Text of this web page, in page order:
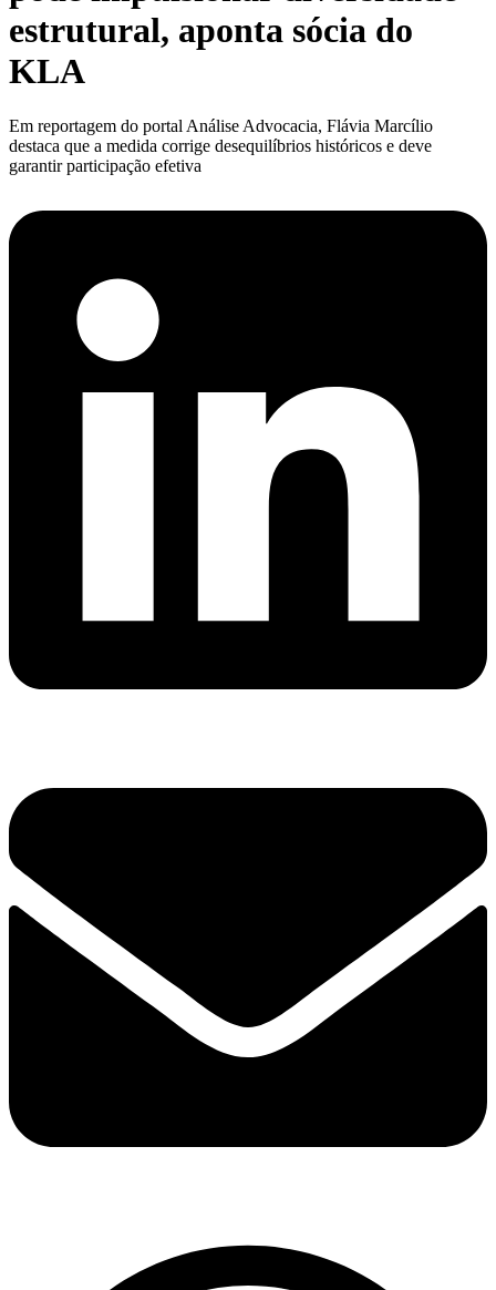
estrutural, aponta sócia do
KLA
Em reportagem do portal Análise Advocacia, Flávia Marcílio
destaca que a medida corrige desequilíbrios históricos e deve
garantir participação efetiva